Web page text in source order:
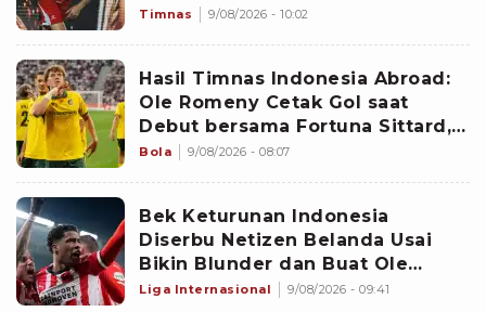
Kasta Teratas
Timnas 9/08/2026 - 10:02
Hasil Timnas Indonesia Abroad:
Ole Romeny Cetak Gol saat
Debut bersama Fortuna Sittard,
Justin Hubner Main Penuh
Bola 9/08/2026 - 08:07
Bek Keturunan Indonesia
Diserbu Netizen Belanda Usai
Bikin Blunder dan Buat Ole
Romeny Cetak Gol Debut di
Liga Internasional 9/08/2026 - 09:41